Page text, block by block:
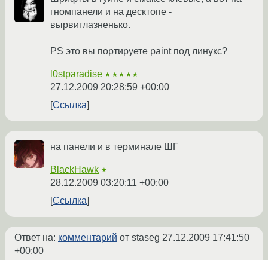
гномпанели и на десктопе -
вырвиглазненько.
PS это вы портируете paint под линукс?
l0stparadise ★★★★★
27.12.2009 20:28:59 +00:00
Ссылка
на панели и в терминале ШГ
BlackHawk ★
28.12.2009 03:20:11 +00:00
Ссылка
Ответ на: комментарий от staseg 27.12.2009 17:41:50
+00:00